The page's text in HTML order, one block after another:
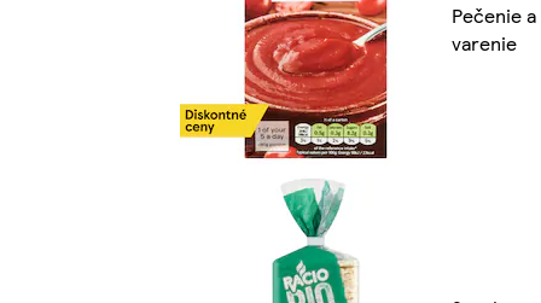
Pečenie a
varenie